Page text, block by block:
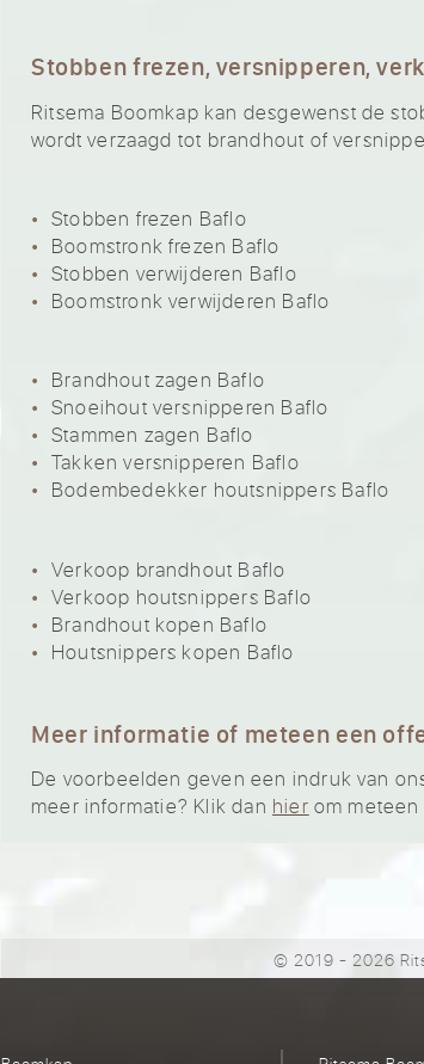
Stobben frezen, versnipperen,
Ritsema Boomkap kan desgewenst de
wordt verzaagd tot brandhout of
Stobben frezen Baflo
Boomstronk frezen Baflo
Stobben verwijderen Baflo
Boomstronk verwijderen Baflo
Brandhout zagen Baflo
Snoeihout versnipperen Baflo
Stammen zagen Baflo
Takken versnipperen Baflo
Bodembedekker houtsnippers Baflo
Verkoop brandhout Baflo
Verkoop houtsnippers Baflo
Brandhout kopen Baflo
Houtsnippers kopen Baflo
Meer informatie of meteen een
De voorbeelden geven een indruk van
meer informatie? Klik dan hier om
© 2019 - 2026